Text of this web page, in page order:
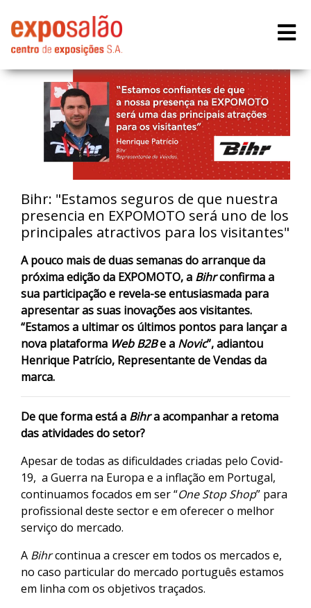
Bihr: "Estamos seguros de que nuestra
presencia en EXPOMOTO será uno de los
principales atractivos para los visitantes"
A pouco mais de duas semanas do arranque da
próxima edição da EXPOMOTO, a Bihrconfirma a
sua participação e revela-se entusiasmada para
apresentar as suas inovações aos visitantes.
“Estamos a ultimar os últimos pontos para lançar a
nova plataforma Web B2Be a Novic”, adiantou
Henrique Patrício, Representante de Vendas da
marca.
De que forma está a Bihra acompanhar a retoma
das atividades do setor?
Apesar de todas as dificuldades criadas pelo Covid-
19, a Guerra na Europa e a inflação em Portugal,
continuamos focados em ser “One Stop Shop” para
profissional deste sector e em oferecer o melhor
serviço do mercado.
A Bihrcontinua a crescer em todos os mercados e,
no caso particular do mercado português estamos
em linha com os objetivos traçados.